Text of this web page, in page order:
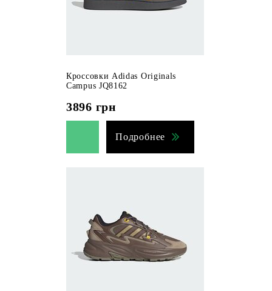
Кроссовки Adidas Originals
Campus JQ8162
3896 грн
Подробнее